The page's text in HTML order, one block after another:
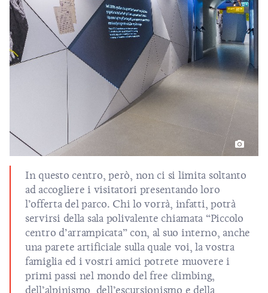
In questo centro, però, non ci si limita soltanto
ad accogliere i visitatori presentando loro
l’offerta del parco. Chi lo vorrà, infatti, potrà
servirsi della sala polivalente chiamata “Piccolo
centro d’arrampicata” con, al suo interno, anche
una parete artificiale sulla quale voi, la vostra
famiglia ed i vostri amici potrete muovere i
primi passi nel mondo del free climbing,
dell’alpinismo, dell’escursionismo e della